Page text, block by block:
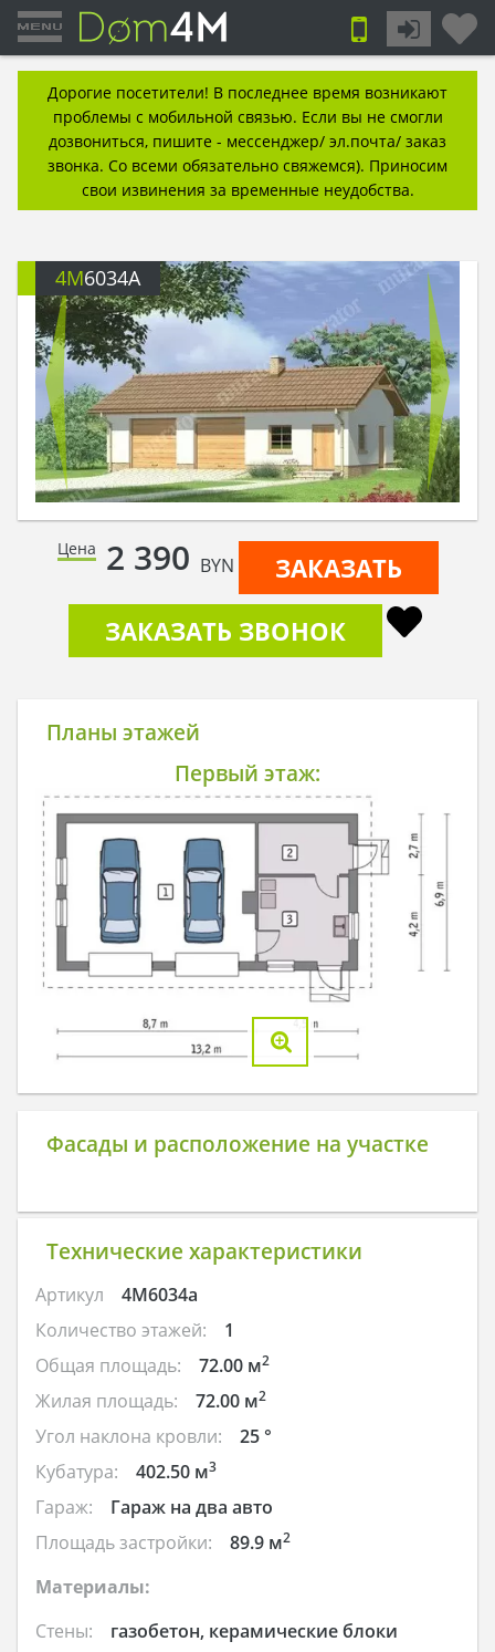
Дорогие посетители! В последнее время возникают
проблемы с мобильной связью. Если вы не смогли
дозвониться, пишите - мессенджер/ эл.почта/ заказ
звонка. Со всеми обязательно свяжемся). Приносим
свои извинения за временные неудобства.
4M6034A
Цена 2 390 BYN
ЗАКАЗАТЬ
ЗАКАЗАТЬ ЗВОНОК
Планы этажей
Первый этаж:
Фасады и расположение на участке
Технические характеристики
Артикул
4M6034a
Количество этажей:
1
Общая площадь:
72.00 м2
Жилая площадь: 72.00 м2
Угол наклона кровли:
25 °
Кубатура:
402.50 м3
Гараж:
Гараж на два авто
Площадь застройки:
89.9 м2
Материалы:
Стены:
газобетон, керамические блоки